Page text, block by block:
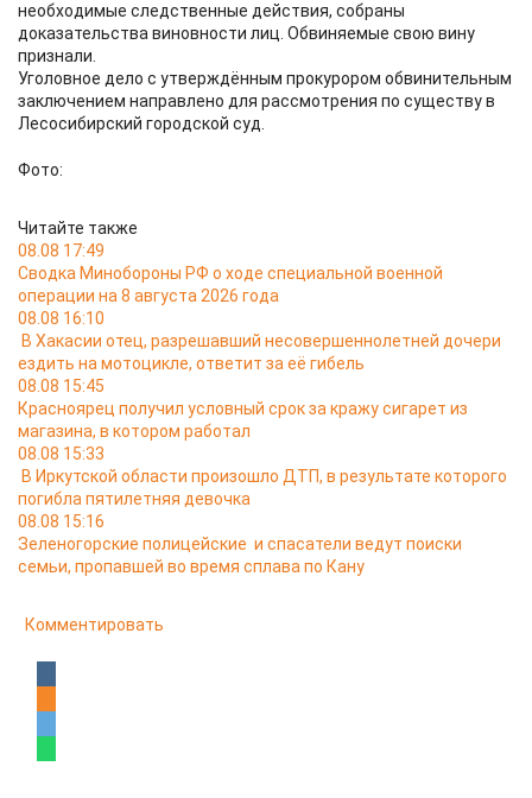
необходимые следственные действия, собраны
доказательства виновности лиц. Обвиняемые свою вину
признали.
Уголовное дело с утверждённым прокурором обвинительным
заключением направлено для рассмотрения по существу в
Лесосибирский городской суд.
Фото:
Читайте также
08.08 17:49
Сводка Минобороны РФ о ходе специальной военной
операции на 8 августа 2026 года
08.08 16:10
В Хакасии отец, разрешавший несовершеннолетней дочери
ездить на мотоцикле, ответит за её гибель
08.08 15:45
Красноярец получил условный срок за кражу сигарет из
магазина, в котором работал
08.08 15:33
В Иркутской области произошло ДТП, в результате которого
погибла пятилетняя девочка
08.08 15:16
Зеленогорские полицейские и спасатели ведут поиски
семьи, пропавшей во время сплава по Кану
Комментировать